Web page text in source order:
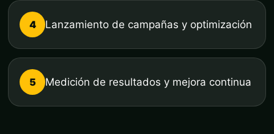
4 Lanzamiento de campañas y optimización
5 Medición de resultados y mejora continua